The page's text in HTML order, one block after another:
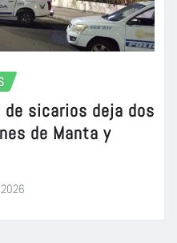
de sicarios deja dos
de Manta y